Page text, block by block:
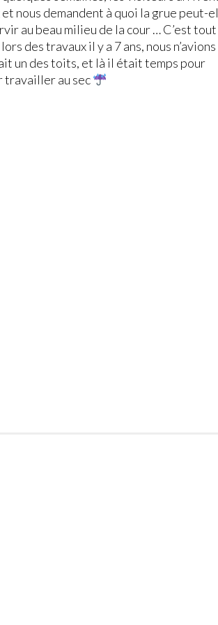
nous demandent à quoi la grue peut-
au beau milieu de la cour … C’est tout
des travaux il y a 7 ans, nous n’avions
un des toits, et là il était temps pour
travailler au sec